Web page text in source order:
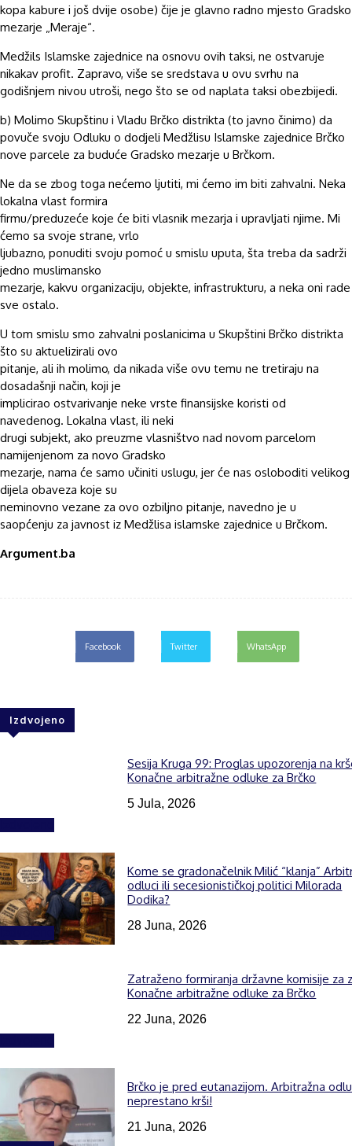
kopa kabure i još dvije osobe) čije je glavno radno mjesto Gradsko
mezarje „Meraje“.
Medžils Islamske zajednice na osnovu ovih taksi, ne ostvaruje
nikakav profit. Zapravo, više se sredstava u ovu svrhu na
godišnjem nivou utroši, nego što se od naplata taksi obezbijedi.
b) Molimo Skupštinu i Vladu Brčko distrikta (to javno činimo) da
povuče svoju Odluku o dodjeli Medžlisu Islamske zajednice Brčko
nove parcele za buduće Gradsko mezarje u Brčkom.
Ne da se zbog toga nećemo ljutiti, mi ćemo im biti zahvalni. Neka
lokalna vlast formira
firmu/preduzeće koje će biti vlasnik mezarja i upravljati njime. Mi
ćemo sa svoje strane, vrlo
ljubazno, ponuditi svoju pomoć u smislu uputa, šta treba da sadrži
jedno muslimansko
mezarje, kakvu organizaciju, objekte, infrastrukturu, a neka oni rade
sve ostalo.
U tom smislu smo zahvalni poslanicima u Skupštini Brčko distrikta
što su aktuelizirali ovo
pitanje, ali ih molimo, da nikada više ovu temu ne tretiraju na
dosadašnji način, koji je
implicirao ostvarivanje neke vrste finansijske koristi od
navedenog. Lokalna vlast, ili neki
drugi subjekt, ako preuzme vlasništvo nad novom parcelom
namijenjenom za novo Gradsko
mezarje, nama će samo učiniti uslugu, jer će nas osloboditi velikog
dijela obaveza koje su
neminovno vezane za ovo ozbiljno pitanje, navedno je u
saopćenju za javnost iz Medžlisa islamske zajednice u Brčkom.
Argument.ba
Facebook Twitter WhatsApp
Izdvojeno
Sesija Kruga 99: Proglas upozorenja na
Konačne arbitražne odluke za Brčko
5 Jula, 2026
Kome se gradonačelnik Milić “klanja”
odluci ili secesionističkoj politici Milorada
Dodika?
28 Juna, 2026
Zatraženo formiranja državne komisije za
Konačne arbitražne odluke za Brčko
22 Juna, 2026
Brčko je pred eutanazijom. Arbitražna
neprestano krši!
21 Juna, 2026